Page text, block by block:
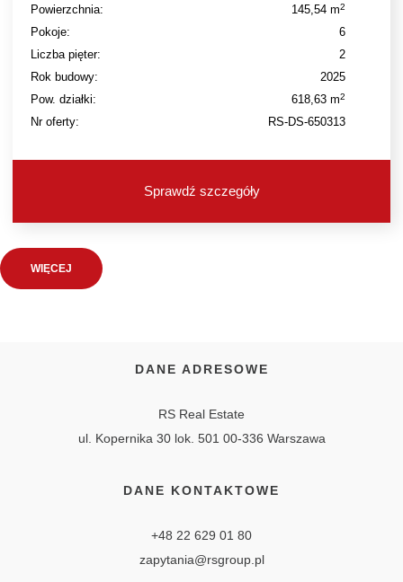
Powierzchnia: 145,54 m2
Pokoje:
6
Liczba pięter:
2
Rok budowy:
2025
Pow. działki:
618,63 m2
Nr oferty: RS-DS-650313
Sprawdź szczegóły
WIĘCEJ
DANE ADRESOWE
RS Real Estate
ul. Kopernika 30 lok. 501 00-336 Warszawa
DANE KONTAKTOWE
+48 22 629 01 80
zapytania@rsgroup.pl